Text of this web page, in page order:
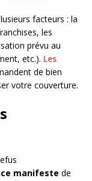
facteurs : la
les
prévu au
etc.). Les
de bien
votre couverture.
manifeste de